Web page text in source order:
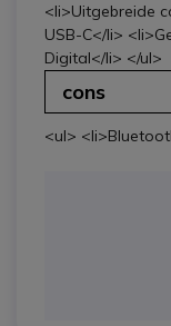
<li>Uitgebreide
USB-C</li>
Digital</li> </ul>
cons
<ul>